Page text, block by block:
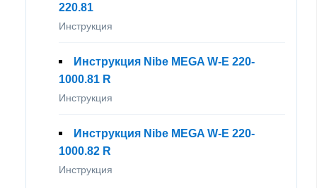
220.81
Инструкция
Инструкция Nibe MEGA W-E 220-
1000.81 R
Инструкция
Инструкция Nibe MEGA W-E 220-
1000.82 R
Инструкция